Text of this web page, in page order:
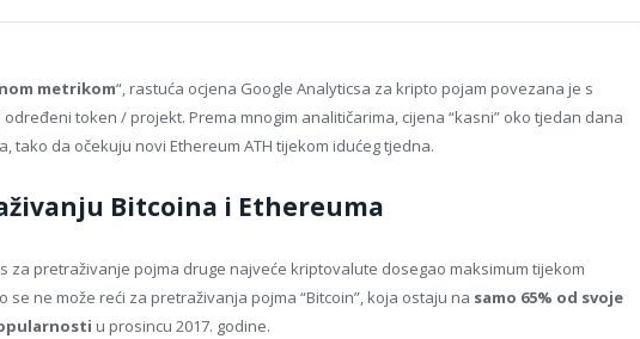
metrikom“, rastuća ocjena Google Analyticsa za kripto pojam povezana je s
token / projekt. Prema mnogim analitičarima, cijena “kasni” oko tjedan dana
tako da očekuju novi Ethereum ATH tijekom idućeg tjedna.
Bitcoina i Ethereuma
za pretraživanje pojma druge najveće kriptovalute dosegao maksimum tijekom
se ne može reći za pretraživanja pojma “Bitcoin”, koja ostaju na samo 65% od svoje
u prosincu 2017. godine.